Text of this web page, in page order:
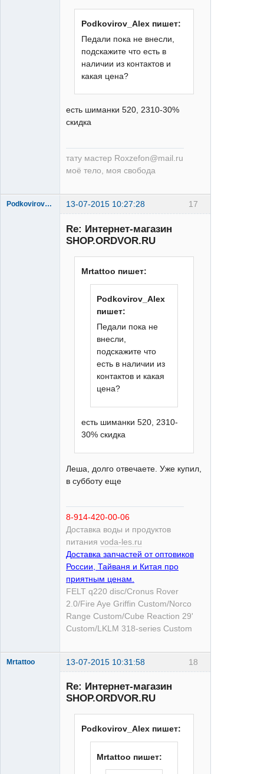
Podkovirov_Alex пишет:
Педали пока не внесли,
подскажите что есть в
наличии из контактов и
какая цена?
есть шиманки 520, 2310-30%
скидка
тату мастер Roxzefon@mail.ru
моё тело, моя свобода
17
Podkovirov_Alex 13-07-2015 10:27:28
Re: Интернет-магазин
SHOP.ORDVOR.RU
Mrtattoo пишет:
Podkovirov_Alex
пишет:
Педали пока не
внесли,
подскажите что
есть в наличии из
контактов и какая
цена?
есть шиманки 520, 2310-
30% скидка
Леша, долго отвечаете. Уже купил,
в субботу еще
8-914-420-00-06
Доставка воды и продуктов
питания voda-les.ru
Доставка запчастей от оптовиков
России, Тайваня и Китая про
приятным ценам.
FELT q220 disc/Cronus Rover
2.0/Fire Aye Griffin Custom/Norco
Range Custom/Cube Reaction 29'
Custom/LKLM 318-series Custom
18
Mrtattoo 13-07-2015 10:31:58
Re: Интернет-магазин
SHOP.ORDVOR.RU
Podkovirov_Alex пишет:
Mrtattoo пишет: